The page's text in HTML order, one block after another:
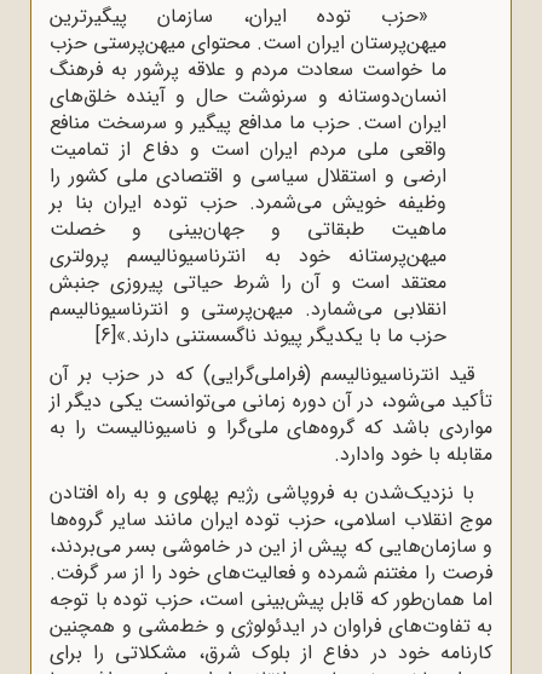
«حزب توده ایران، سازمان پیگیرترین
میهن‌پرستان ایران است. محتوای میهن‌پرستی حزب
ما خواست سعادت مردم و علاقه پرشور به فرهنگ
انسان‌دوستانه و سرنوشت حال و آینده خلق‌های
ایران است. حزب ما مدافع پیگیر و سرسخت منافع
واقعی ملی مردم ایران است و دفاع از تمامیت
ارضی و استقلال سیاسی و اقتصادی ملی کشور را
وظیفه خویش می‌شمرد. حزب توده ایران بنا بر
ماهیت طبقاتی و جهان‌بینی و خصلت
میهن‌پرستانه خود به انترناسیونالیسم پرولتری
معتقد است و آن را شرط حیاتی پیروزی جنبش
انقلابی می‌شمارد. میهن‌پرستی و انترناسیونالیسم
حزب ما با یکدیگر پیوند ناگسستنی دارند.»[6]
قید انترناسیونالیسم (فراملی‌گرایی) که در حزب بر آن
تأکید می‌شود، در آن دوره زمانی می‌توانست یکی دیگر از
مواردی باشد که گروه‌های ملی‌گرا و ناسیونالیست را به
مقابله با خود وادارد.
با نزدیک‌شدن به فروپاشی رژیم پهلوی و به راه افتادن
موج انقلاب اسلامی، حزب توده ایران مانند سایر گروه‌ها
و سازمان‌هایی که پیش از این در خاموشی بسر می‌بردند،
فرصت را مغتنم شمرده و فعالیت‌های خود را از سر گرفت.
اما همان‌طور که قابل پیش‌بینی است، حزب توده با توجه
به تفاوت‌های فراوان در ایدئولوژی و خط‌مشی و همچنین
کارنامه خود در دفاع از بلوک شرق، مشکلاتی را برای